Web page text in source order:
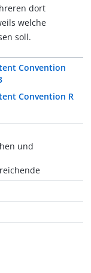
dort
welche
soll.
Convention
Convention R
und